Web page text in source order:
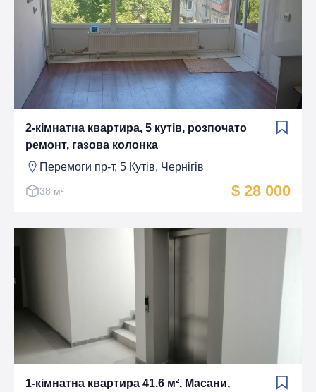
2-кімнатна квартира, 5 кутів, розпочато
ремонт, газова колонка
Перемоги пр-т, 5 Кутiв, Чернігів
38 м² $ 28 000
1-кімнатна квартира 41.6 м², Масани,